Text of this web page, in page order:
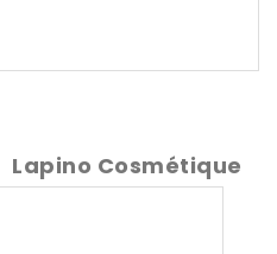
Lapino Cosmétique